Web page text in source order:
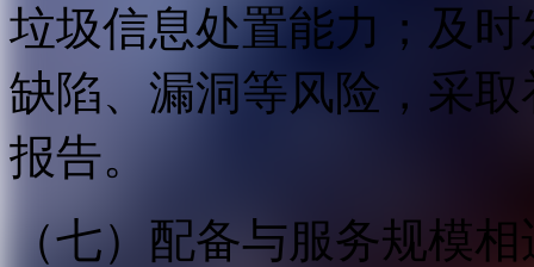
垃圾信息处置能力；及
缺陷、漏洞等风险，采
报告。
（七）配备与服务规模